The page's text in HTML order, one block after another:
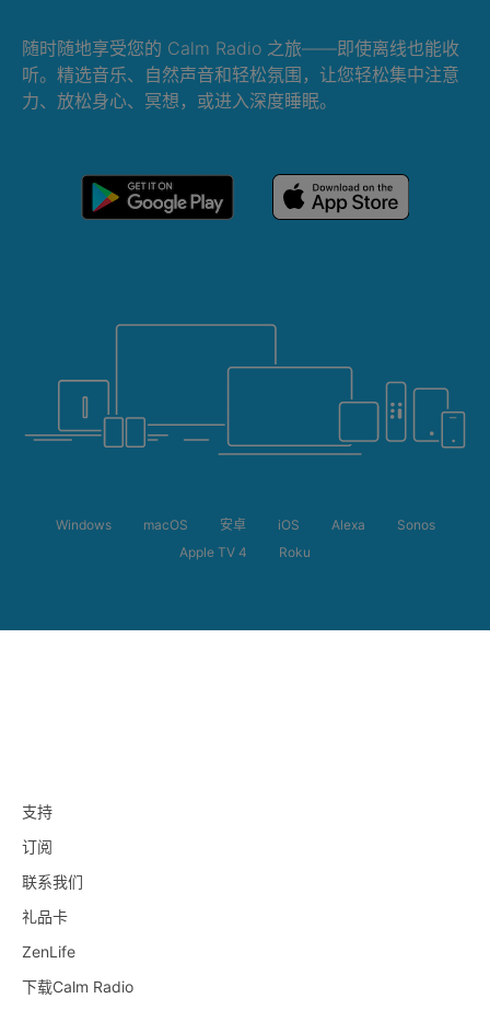
随时随地享受您的 Calm Radio 之旅——即使离线也能收
听。精选音乐、自然声音和轻松氛围，让您轻松集中注意
力、放松身心、冥想，或进入深度睡眠。
Windows macOS 安卓 iOS Alexa
Sonos
Apple TV 4
Roku
支持
订阅
联系我们
礼品卡
ZenLife
下载Calm Radio